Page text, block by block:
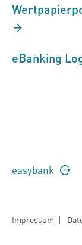
eBanking
easybank
Impressum |